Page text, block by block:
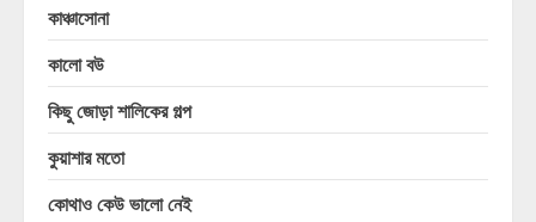
কাঞ্চাসোনা
কালো বউ
কিছু জোড়া শালিকের গল্প
কুয়াশার মতো
কোথাও কেউ ভালো নেই